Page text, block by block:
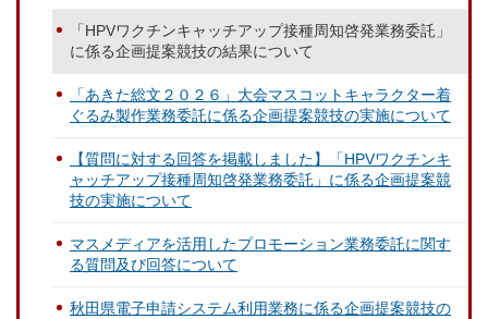
「HPVワクチンキャッチアップ接種周知啓発業務委託」
に係る企画提案競技の結果について
「あきた総文２０２６」大会マスコットキャラクター着
ぐるみ製作業務委託に係る企画提案競技の実施について
【質問に対する回答を掲載しました】「HPVワクチンキ
ャッチアップ接種周知啓発業務委託」に係る企画提案競
技の実施について
マスメディアを活用したプロモーション業務委託に関す
る質問及び回答について
秋田県電子申請システム利用業務に係る企画提案競技の